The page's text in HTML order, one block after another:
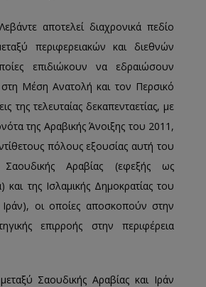
αποτελεί διαχρονικά πεδίο
περιφερειακών και διεθνών
επιδιώκουν να εδραιώσουν
Μέση Ανατολή και τον Περσικό
της τελευταίας δεκαπενταετίας, με
της Αραβικής Άνοιξης του 2011,
πόλους εξουσίας αυτή του
Σαουδικής Αραβίας (εφεξής ως
και της Ισλαμικής Δημοκρατίας του
οι οποίες αποσκοπούν στην
επιρροής στην περιφέρεια
Σαουδικής Αραβίας και Ιράν